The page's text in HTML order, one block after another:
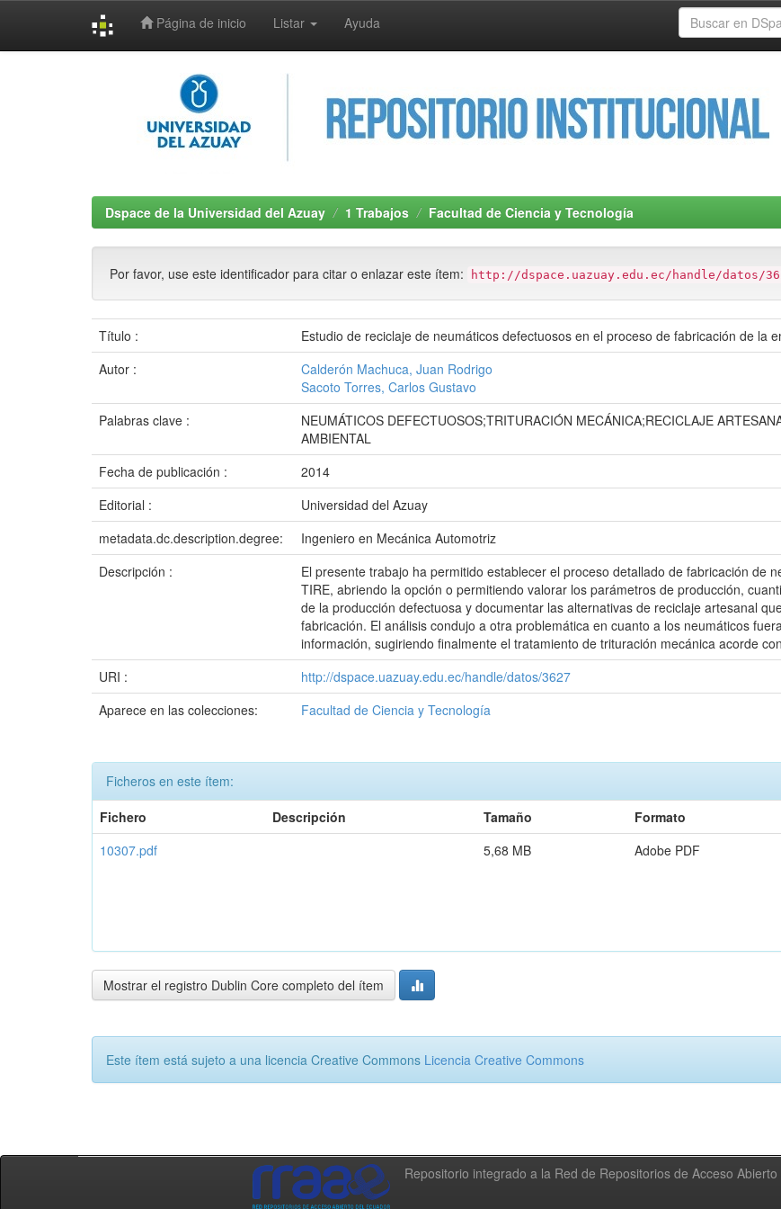
Página de inicio Listar Ayuda
Dspace de la Universidad del Azuay 1 Trabajos Facultad de Ciencia y Tecnología
Por favor, use este identificador para citar o enlazar este ítem: http://dspace.uazuay.edu.ec/handle/datos/
Título :
Estudio de reciclaje de neumáticos defectuosos en el proceso de fabricación de la
Autor :
Calderón Machuca, Juan Rodrigo
Sacoto Torres, Carlos Gustavo
Palabras clave :
NEUMÁTICOS DEFECTUOSOS;TRITURACIÓN MECÁNICA;RECICLAJE
AMBIENTAL
Fecha de publicación :
2014
Editorial :
Universidad del Azuay
metadata.dc.description.degree:
Ingeniero en Mecánica Automotriz
Descripción :
El presente trabajo ha permitido establecer el proceso detallado de fabricación de
TIRE, abriendo la opción o permitiendo valorar los parámetros de producción,
de la producción defectuosa y documentar las alternativas de reciclaje artesanal
fabricación. El análisis condujo a otra problemática en cuanto a los neumáticos
información, sugiriendo finalmente el tratamiento de trituración mecánica acorde
URI :
http://dspace.uazuay.edu.ec/handle/datos/3627
Aparece en las colecciones:
Facultad de Ciencia y Tecnología
Ficheros en este ítem:
Fichero
Descripción Tamaño
Formato
10307.pdf
5,68 MB Adobe PDF
Mostrar el registro Dublin Core completo del ítem
Este ítem está sujeto a una licencia Creative Commons Licencia Creative Commons
Repositorio integrado a la Red de Repositorios de Acceso